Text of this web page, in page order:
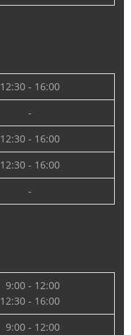
12:30 - 16:00
-
12:30 - 16:00
12:30 - 16:00
-
9:00 - 12:00
12:30 - 16:00
9:00 - 12:00